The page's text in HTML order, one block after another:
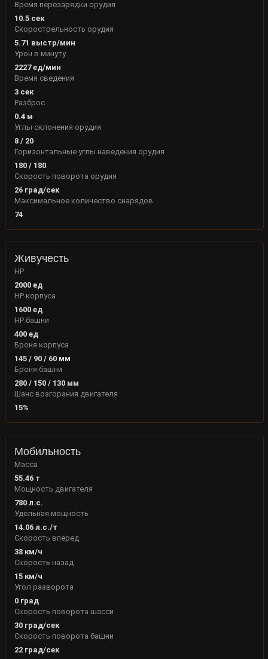
Время перезарядки орудия
10.5сек
Скорострельность орудия
5.71 выстр/мин
Урон в минуту
2227ед/мин
Время сведения
3сек
Разброс
0.4м
Углы склонения орудия
8 / 20
Горизонтальные углы наведения орудия
180 / 180
Скорость поворота орудия
26град/сек
Максимальное количество снарядов
74
Живучесть
HP
2000ед
HP корпуса
1600ед
HP башни
400ед
Броня корпуса
145/ 90/ 60мм
Броня башни
280 / 150 / 130 мм
Шанс возгорания двигателя
15%
Мобильность
Масса
55.46т
Мощность двигателя
780л.с.
Удельная мощность
14.06л.с./т
Скорость вперед
38км/ч
Скорость назад
15км/ч
Угол разворота
0град
Скорость поворота шасси
30град/сек
Скорость поворота башни
22град/сек